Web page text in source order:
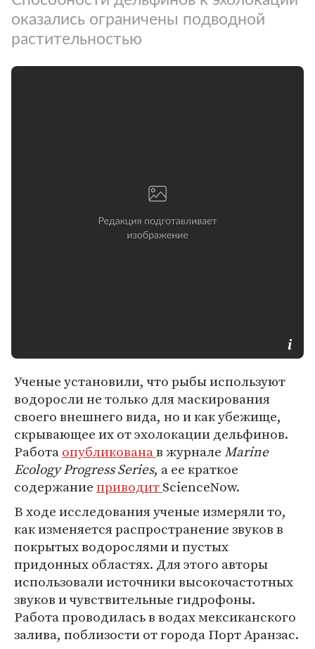
оказались ограничены подводной
растительностью
Ученые установили, что рыбы используют
водоросли не только для маскирования
своего внешнего вида, но и как убежище,
скрывающее их от эхолокации дельфинов.
Работаопубликованав журналеMarine
Ecology Progress Series, а ее краткое
содержаниеприводитScienceNow.
В ходе исследования ученые измеряли то,
как изменяется распространение звуков в
покрытых водорослями и пустых
придонных областях. Для этого авторы
использовали источники высокочастотных
звуков и чувствительные гидрофоны.
Работа проводилась в водах мексиканского
залива, поблизости от города Порт Аранзас.